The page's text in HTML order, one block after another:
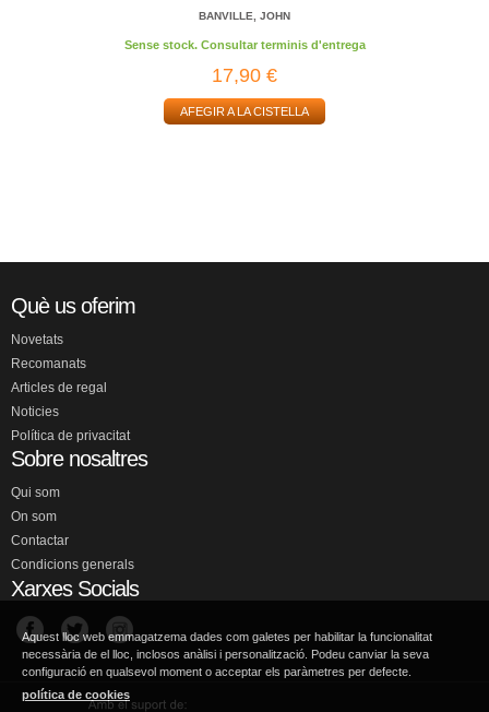
BANVILLE, JOHN
Sense stock. Consultar terminis d'entrega
17,90 €
AFEGIR A LA CISTELLA
Què us oferim
Novetats
Recomanats
Articles de regal
Noticies
Política de privacitat
Sobre nosaltres
Qui som
On som
Contactar
Condicions generals
Xarxes Socials
Aquest lloc web emmagatzema dades com galetes per habilitar la funcionalitat
necessària de el lloc, inclosos anàlisi i personalització. Podeu canviar la seva
configuració en qualsevol moment o acceptar els paràmetres per defecte.
política de cookies